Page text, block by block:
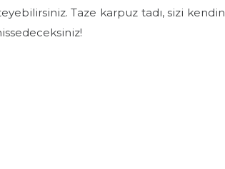
Taze karpuz tadı, sizi